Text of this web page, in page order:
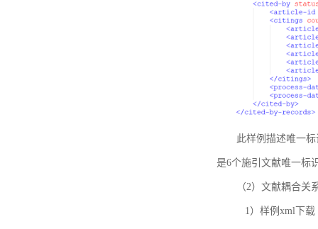
此样例描述唯一标
是6个施引文献唯一标
（2）文献耦合关
1）样例xml下载